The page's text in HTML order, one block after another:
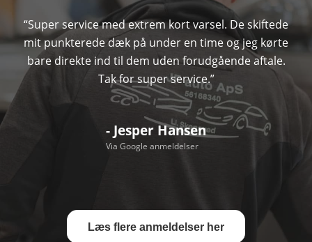
“Super service med extrem kort varsel. De skiftede
mit punkterede dæk på under en time og jeg kørte
bare direkte ind til dem uden forudgående aftale.
Tak for super service.”
- Jesper Hansen
Via Google anmeldelser
Læs flere anmeldelser her